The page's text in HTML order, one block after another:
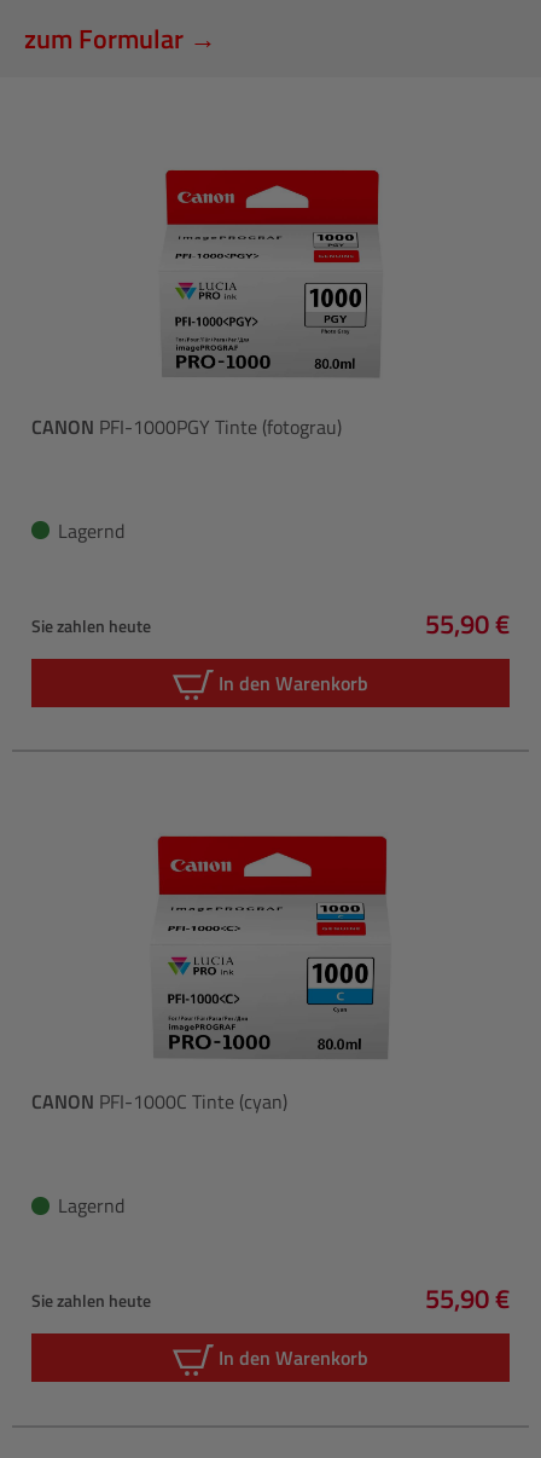
zum Formular →
CANON PFI-1000PGY Tinte (fotograu)
Lagernd
Sie zahlen heute 55,90 €
In den Warenkorb
CANON PFI-1000C Tinte (cyan)
Lagernd
Sie zahlen heute 55,90 €
In den Warenkorb